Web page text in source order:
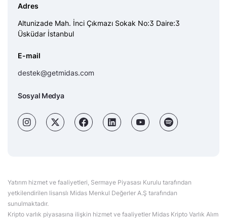
Adres
Altunizade Mah. İnci Çıkmazı Sokak No:3 Daire:3
Üsküdar İstanbul
E-mail
destek@getmidas.com
Sosyal Medya
Yatırım hizmet ve faaliyetleri, Sermaye Piyasası Kurulu tarafından
yetkilendirilen lisanslı Midas Menkul Değerler A.Ş tarafından
sunulmaktadır.
Kripto varlık piyasasına ilişkin hizmet ve faaliyetler Midas Kripto Varlık Alım